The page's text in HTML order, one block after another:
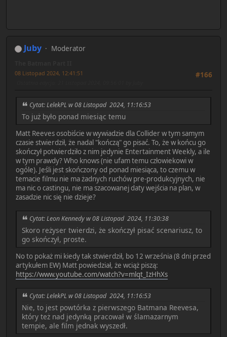
Juby Moderator
#166
08 Listopad 2024, 12:41:51
Cytat: LelekPL w 08 Listopad 2024, 11:16:53
To już było ponad miesiąc temu
Matt Reeves osobiście w wywiadzie dla Collider w tym samym
czasie stwierdził, że nadal "kończą" go pisać. To, że w końcu go
skończył potwierdziło z nim jedynie Entertainment Weekly, a ile
w tym prawdy? Who knows (nie ufam temu człowiekowi w
ogóle). Jeśli jest skończony od ponad miesiąca, to czemu w
temacie filmu nie ma żadnych ruchów pre-produkcyjnych, nie
ma nic o castingu, nie ma szacowanej daty wejścia na plan, w
zasadzie nic się nie dzieje?
Cytat: Leon Kennedy w 08 Listopad 2024, 11:30:38
Skoro reżyser twierdzi, że skończył pisać scenariusz, to
go skończył, proste.
No to pokaż mi kiedy tak stwierdził, bo 12 września (8 dni przed
artykułem EW) Matt powiedział, że wciąż piszą:
https://www.youtube.com/watch?v=mlqt_IzHhXs
Cytat: LelekPL w 08 Listopad 2024, 11:16:53
Nie, to jest powtórka z pierwszego Batmana Reevesa,
który też nad jedynką pracował w ślamazarnym
tempie, ale film jednak wyszedł.